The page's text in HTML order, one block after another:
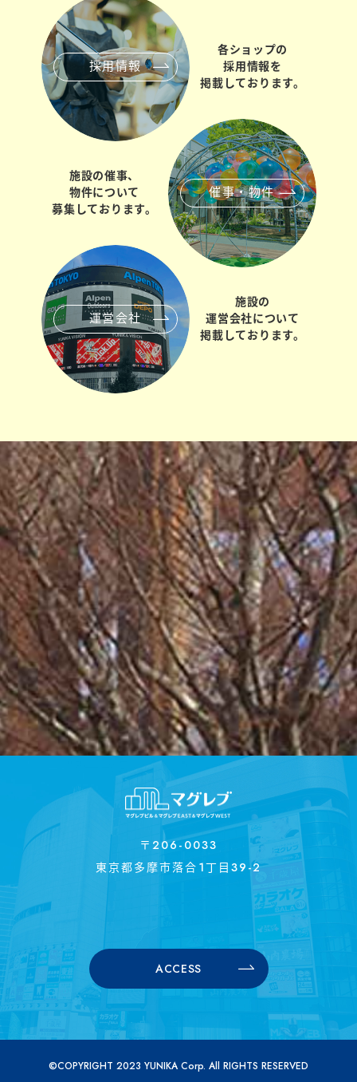
採用情報
各ショップの
採用情報を
掲載しております。
催事・物件
施設の催事、
物件について
募集しております。
運営会社
施設の
運営会社について
掲載しております。
〒206-0033
東京都多摩市落合1丁目39-2
ACCESS
©COPYRIGHT 2023 YUNIKA Corp. All RIGHTS RESERVED